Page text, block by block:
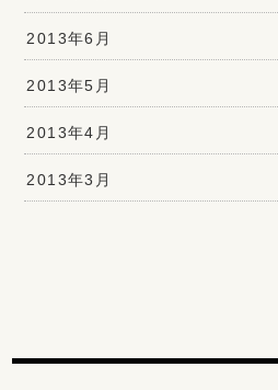
2013年6月
2013年5月
2013年4月
2013年3月